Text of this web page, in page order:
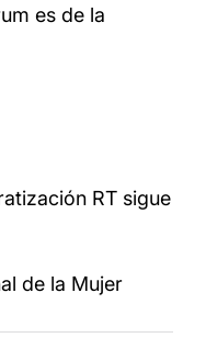
es de la
RT sigue
de la Mujer